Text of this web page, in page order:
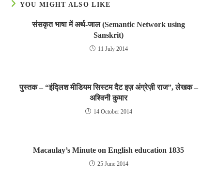
YOU MIGHT ALSO LIKE
संसकृत भाषा में अर्थ-जाल (Semantic Network using
Sanskrit)
11 July 2014
पुस्तक – “इंद्लिश मीडियम सिस्टम दैट इज़ अंग्रेज़ी राज”, लेखक –
अश्विनी कुमार
14 October 2014
Macaulay’s Minute on English education 1835
25 June 2014